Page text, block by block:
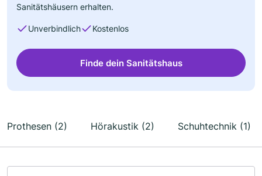
Sanitätshäusern erhalten.
Unverbindlich Kostenlos
Finde dein Sanitätshaus
Prothesen (2) Hörakustik (2) Schuhtechnik (1)